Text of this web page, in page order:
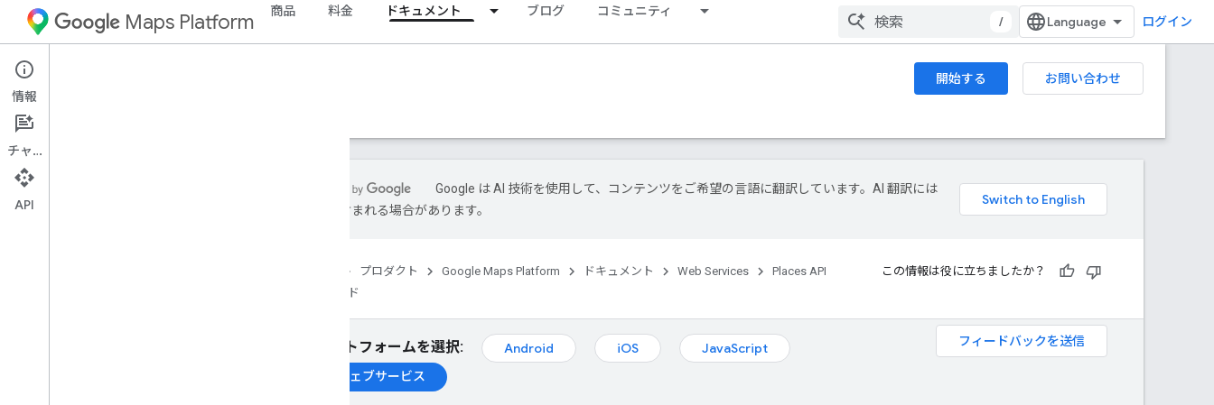
Maps Platform 商品 料金 ドキュメント ブログ コミュニティ
/ ログイン
Web Services 開始する
お問い合わせ
ガイド
Google は AI 技術を使用して、コンテンツをご希望の言語に翻訳しています。AI 翻訳には
誤りが含まれる場合があります。
プロダクト Google Maps Platform ドキュメント Web Services
Places API
ガイド
この情報は役に立ちましたか？
フィードバックを送信
プラットフォームを選択: Android iOS
JavaScript
ウェブサービス
情報
チャット
API